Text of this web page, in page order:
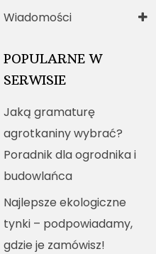
Wiadomości
POPULARNE W
SERWISIE
Jaką gramaturę
agrotkaniny wybrać?
Poradnik dla ogrodnika i
budowlańca
Najlepsze ekologiczne
tynki – podpowiadamy,
gdzie je zamówisz!